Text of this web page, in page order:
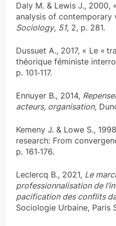
Daly M. & Lewis J.,
analysis of contemporary
Sociology, 51, 2, p. 281.
Dussuet A., 2017, « Le «
théorique féministe
p. 101‑117.
Ennuyer B., 2014,
acteurs, organisation,
Kemeny J. & Lowe S.,
research: From
p. 161‑176.
Leclercq B., 2021, Le
professionnalisation de
pacification des conflits
Sociologie Urbaine, Paris